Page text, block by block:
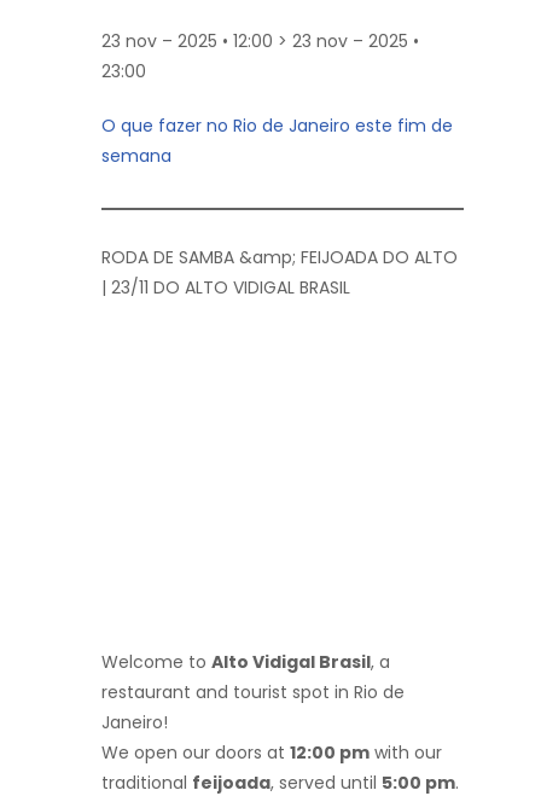
23 nov – 2025 • 12:00 > 23 nov – 2025 •
23:00
O que fazer no Rio de Janeiro este fim de
semana
RODA DE SAMBA &amp; FEIJOADA DO ALTO
| 23/11 DO ALTO VIDIGAL BRASIL
Welcome to Alto Vidigal Brasil, a
restaurant and tourist spot in Rio de
Janeiro!
We open our doors at 12:00 pm with our
traditional feijoada, served until 5:00 pm.